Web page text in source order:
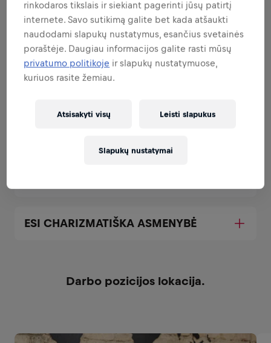
GAUDAISI GYVENIME
ESI CHARIZMATIŠKA ASMENYBĖ
Darbo pozicijos lokacija.
rinkodaros tikslais ir siekiant pagerinti jūsų patirtį
internete. Savo sutikimą galite bet kada atšaukti
naudodami slapukų nustatymus, esančius svetainės
poraštėje. Daugiau informacijos galite rasti mūsų
privatumo politikoje ir slapukų nustatymuose,
kuriuos rasite žemiau.
Atsisakyti visų Leisti slapukus
Slapukų nustatymai